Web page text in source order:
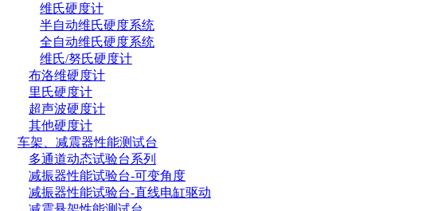
维氏硬度计
半自动维氏硬度系统
全自动维氏硬度系统
维氏/努氏硬度计
布洛维硬度计
里氏硬度计
超声波硬度计
其他硬度计
车架、减震器性能测试台
多通道动态试验台系列
减振器性能试验台-可变角度
减振器性能试验台-直线电缸驱动